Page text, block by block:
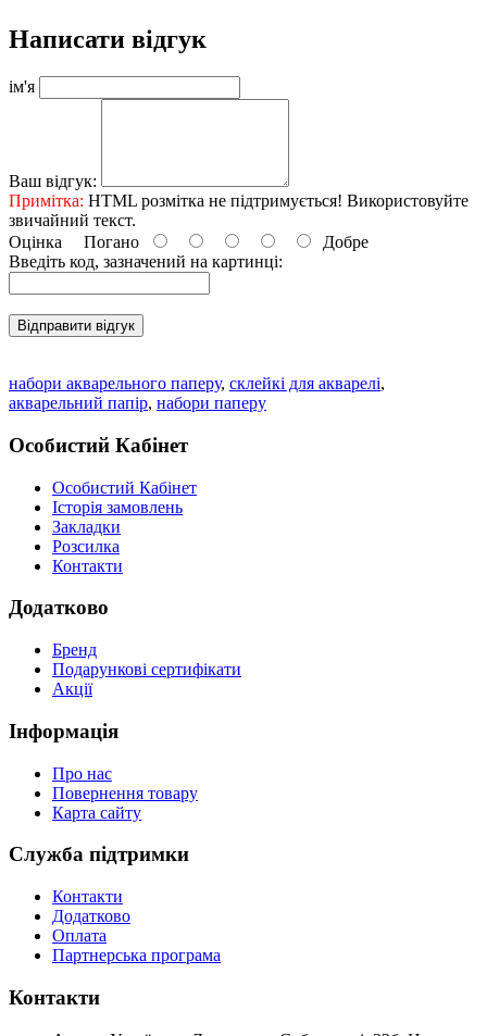
Написати відгук
ім'я
Ваш відгук:
Примітка: HTML розмітка не підтримується! Використовуйте
звичайний текст.
Оцінка Погано
Добре
Введіть код, зазначений на картинці:
Відправити відгук
набори акварельного паперу, склейкі для акварелі,
акварельний папір, набори паперу
Особистий Кабінет
Особистий Кабінет
Історія замовлень
Закладки
Розсилка
Контакти
Додатково
Бренд
Подарункові сертифікати
Акції
Інформація
Про нас
Повернення товару
Карта сайту
Служба підтримки
Контакти
Додатково
Оплата
Партнерська програма
Контакти